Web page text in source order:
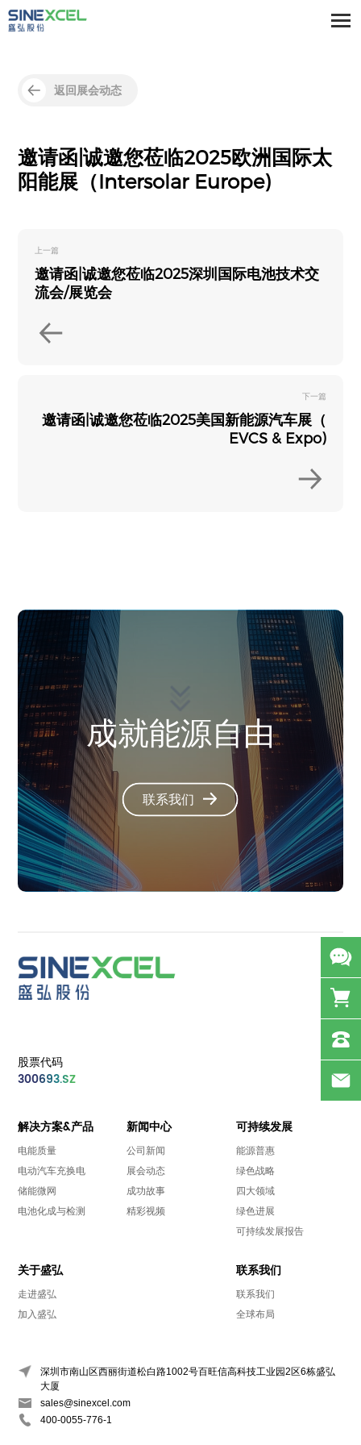
返回展会动态
邀请函|诚邀您莅临2025欧洲国际太
阳能展（Intersolar Europe)
上一篇
邀请函|诚邀您莅临2025深圳国际电池技术交
流会/展览会
下一篇
邀请函|诚邀您莅临2025美国新能源汽车展（
EVCS & Expo)
成就能源自由
联系我们
股票代码
300693.SZ
解决方案&产品
电能质量
电动汽车充换电
储能微网
电池化成与检测
新闻中心
公司新闻
展会动态
成功故事
精彩视频
可持续发展
能源普惠
绿色战略
四大领域
绿色进展
可持续发展报告
关于盛弘
走进盛弘
加入盛弘
联系我们
联系我们
全球布局
深圳市南山区西丽街道松白路1002号百旺信高科技工业园2区6栋盛弘
大厦
sales@sinexcel.com
400-0055-776-1